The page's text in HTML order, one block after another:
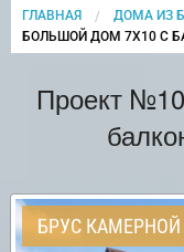
ГЛАВНАЯ
ДОМА ИЗ
CURRENT:
БОЛЬШОЙ ДОМ 7Х10 С
Проект
БРУС